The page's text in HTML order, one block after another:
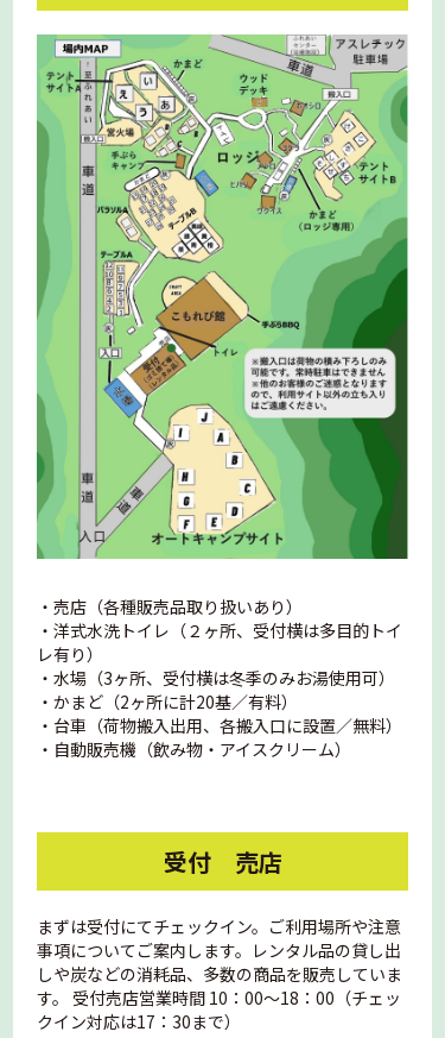
・売店（各種販売品取り扱いあり）
・洋式水洗トイレ（２ヶ所、受付横は多目的トイ
レ有り）
・水場（3ヶ所、受付横は冬季のみお湯使用可）
・かまど（2ヶ所に計20基／有料）
・台車（荷物搬入出用、各搬入口に設置／無料）
・自動販売機（飲み物・アイスクリーム）
受付 売店
まずは受付にてチェックイン。ご利用場所や注意
事項についてご案内します。レンタル品の貸し出
しや炭などの消耗品、多数の商品を販売していま
す。 受付売店営業時間 10：00～18：00（チェッ
クイン対応は17：30まで）